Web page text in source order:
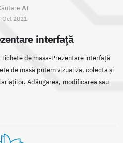
AI
Oct 2021
interfață
de masa-Prezentare interfață
de masă putem vizualiza, colecta și
Adăugarea, modificarea sau